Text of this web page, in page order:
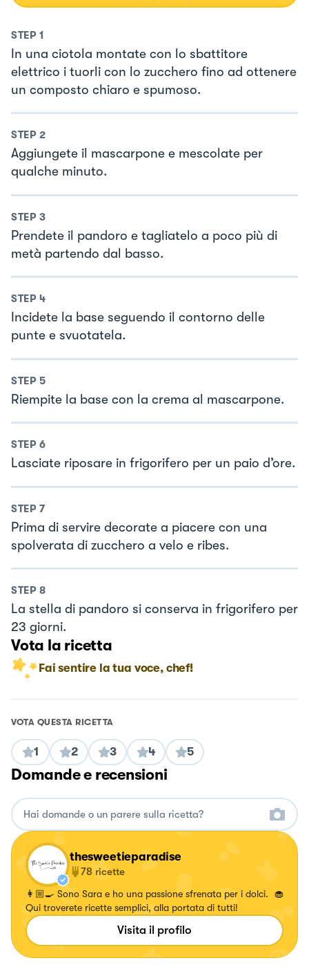
STEP 1
In una ciotola montate con lo sbattitore
elettrico i tuorli con lo zucchero fino ad ottenere
un composto chiaro e spumoso.
STEP 2
Aggiungete il mascarpone e mescolate per
qualche minuto.
STEP 3
Prendete il pandoro e tagliatelo a poco più di
metà partendo dal basso.
STEP 4
Incidete la base seguendo il contorno delle
punte e svuotatela.
STEP 5
Riempite la base con la crema al mascarpone.
STEP 6
Lasciate riposare in frigorifero per un paio d’ore.
STEP 7
Prima di servire decorate a piacere con una
spolverata di zucchero a velo e ribes.
STEP 8
La stella di pandoro si conserva in frigorifero per
23 giorni.
Vota la ricetta
Fai sentire la tua voce, chef!
VOTA QUESTA RICETTA
1 2 3 4 5
Domande e recensioni
thesweetieparadise
78 ricette
👩🏼‍🍳 Sono Sara e ho una passione sfrenata per i dolci. 🧁
Qui troverete ricette semplici, alla portata di tutti!
Visita il profilo